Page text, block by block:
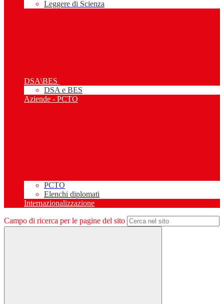
Leggere di Scienza
DSA\BES
DSA e BES
Aziende - PCTO
PCTO
Elenchi diplomati
Internazionalizzazione
Campo di ricerca per le pagine del sito